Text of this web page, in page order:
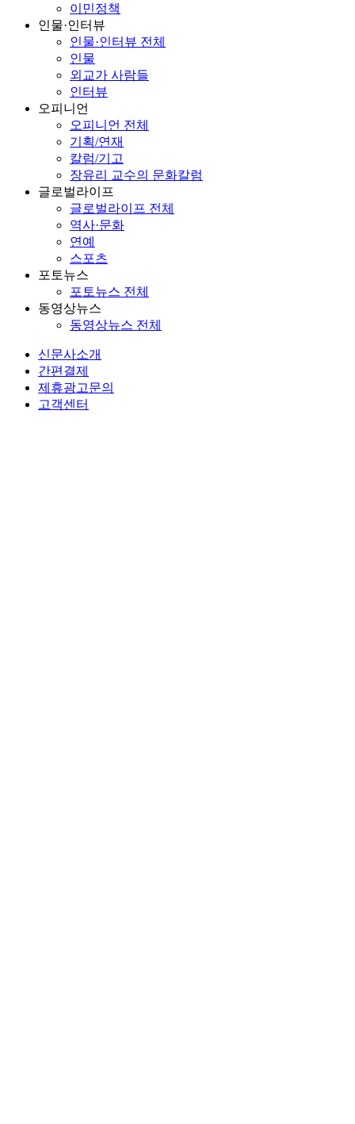
이민정책
인물·인터뷰
인물·인터뷰 전체
인물
외교가 사람들
인터뷰
오피니언
오피니언 전체
기획/연재
칼럼/기고
장유리 교수의 문화칼럼
글로벌라이프
글로벌라이프 전체
역사·문화
연예
스포츠
포토뉴스
포토뉴스 전체
동영상뉴스
동영상뉴스 전체
신문사소개
간편결제
제휴광고문의
고객센터